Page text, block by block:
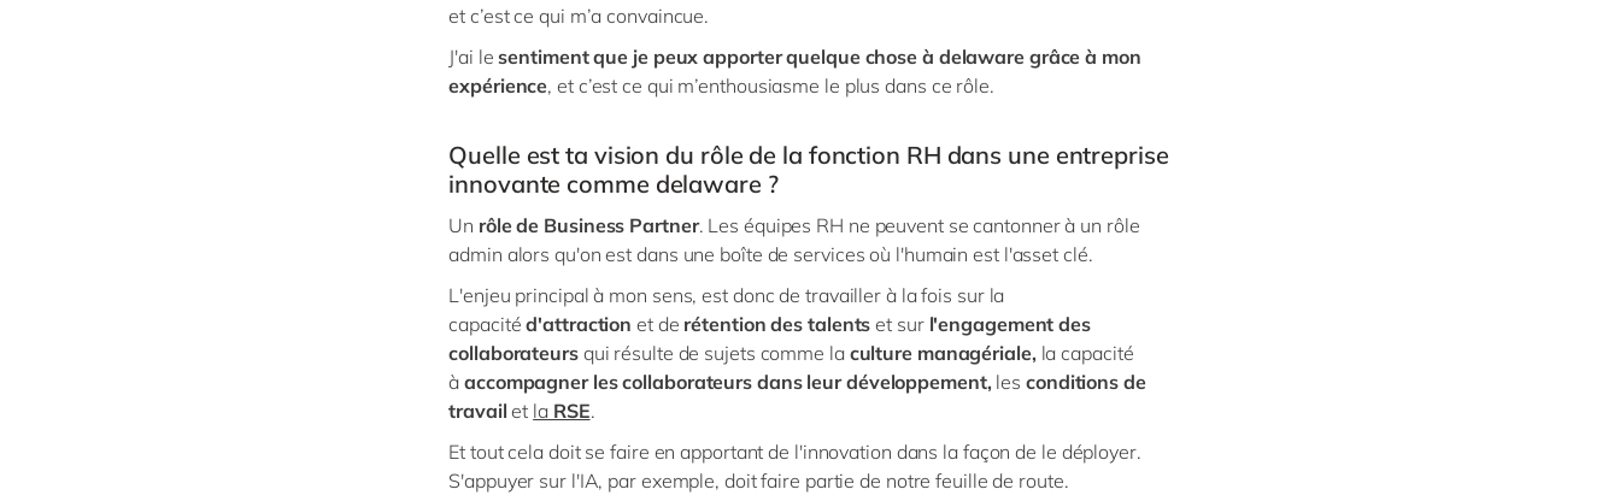
et c’est ce qui m’a convaincue.
J'ai lesentiment que je peux apporter quelque chose à delaware grâce à mon
expérience, et c’est ce qui m’enthousiasme le plus dans ce rôle.
Quelle est ta vision du rôle de la fonction RH dans une entreprise
innovante comme delaware ?
Un rôle de Business Partner. Les équipes RH ne peuvent se cantonner à un rôle
admin alors qu'on est dans une boîte de services où l'humain est l'asset clé.
L'enjeu principal à mon sens, est donc de travailler à la fois sur la
capacité d'attractionet de rétention des talents et sur l'engagement des
collaborateursqui résulte de sujets comme la culture managériale, la capacité
à accompagner les collaborateurs dans leur développement, les conditions de
travailet laRSE.
Et tout cela doit se faire en apportant de l'innovation dans la façon de le déployer.
S'appuyer sur l'IA, par exemple, doit faire partie de notre feuille de route.